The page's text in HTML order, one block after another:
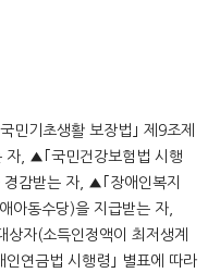
｢국민기초생활 보장법｣ 제9조제
자, ▲ ｢국민건강보험법 시행
경감받는 자
▲ ｢장애인복지
아동수당)을 지급받는 자
자(소득인정액이 최저생계
연금법 시행령｣ 별표에 따라